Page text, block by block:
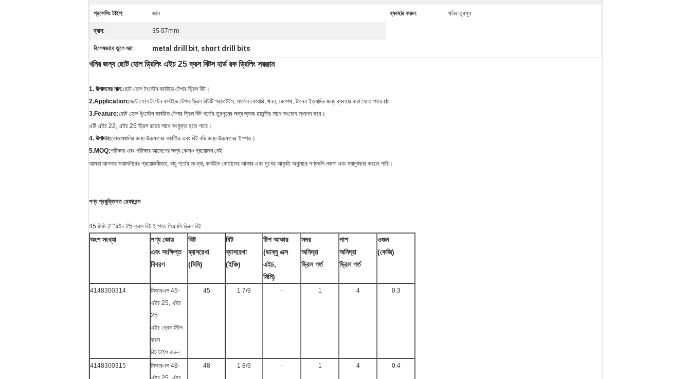
প্রসেসিং টাইপ: জাল ব্যবহার করুন: খনির তুরপুন
ব্যাস: 35-57mm
বিশেষভাবে তুলে ধরা: metal drill bit, short drill bits
খনির জন্য ছোট হোল ড্রিলিং এইচ 25 ক্রস বিটস হার্ড রক ড্রিলিং সরঞ্জাম
1. উত্পাদনের নাম:ছোট হোল টংস্টেন কার্বাইড টেপার ড্রিল বিট।
2.Application:ছোট হোল টংস্টন কার্বাইড টেপার ড্রিল বিটটি গ্রানাইটস, মার্বেল কোয়ারি, খনন, রেলপথ, টানেল ইত্যাদির জন্য ব্যবহার করা যেতে পারে dr
3.Feature:ছোট হোল টুংস্টেন কার্বাইড টেপার ড্রিল বিট গর্তের তুরপুনের জন্য জ্যাক হাতুড়ির সাথে সংযোগ স্থাপন করে।
এটি এইচ 22, এইচ 25 ড্রিল রডের সাথে সংযুক্ত হতে পারে।
4. উপাদান:বোতামগুলির জন্য উচ্চমানের কার্বাইড এবং বিট বডি জন্য উচ্চমানের ইস্পাত।
5.MOQ:পরীক্ষার এবং পরীক্ষার আদেশের জন্য কোনও প্রয়োজন নেই
আমরা আপনার ডায়ামটারের প্রয়োজনীয়তা, বায়ু গর্তের সংখ্যা, কার্বাইড বোতামের আকার এবং মুখের আকৃতি অনুসারে পণ্যগুলি নকশা এবং ম্যানুফচার করতে পারি।
পণ্য প্রযুক্তিগত রেফারেন্স
45 মিমি 2 "এইচ 25 ক্রস বিট ইস্পাত সিএনসি ড্রিল বিট
অংশ সংখ্যা
পণ্য কোড
এবং সংক্ষিপ্ত
বিবরণ
বিট
ব্যাসরেখা
(মিমি)
বিট
ব্যাসরেখা
(ইঞ্চি)
টিপ আকার
(ডাব্লু এক্স
এইচ,
মিমি)
সদর
অনিদ্রা
ড্রিল গর্ত
পাশ
অনিদ্রা
ড্রিল গর্ত
ওজন
(কেজি)
4148300314
সিআরএস 45-
এইচ 25, এইচ
25
এইচ থ্রেড স্টিল
ক্রস
বিট টাইপ করুন
45 1 7/9 - 1 4 0.3
4148300315
সিআরএস 48-
48 1 8/9 - 1 4 0.4